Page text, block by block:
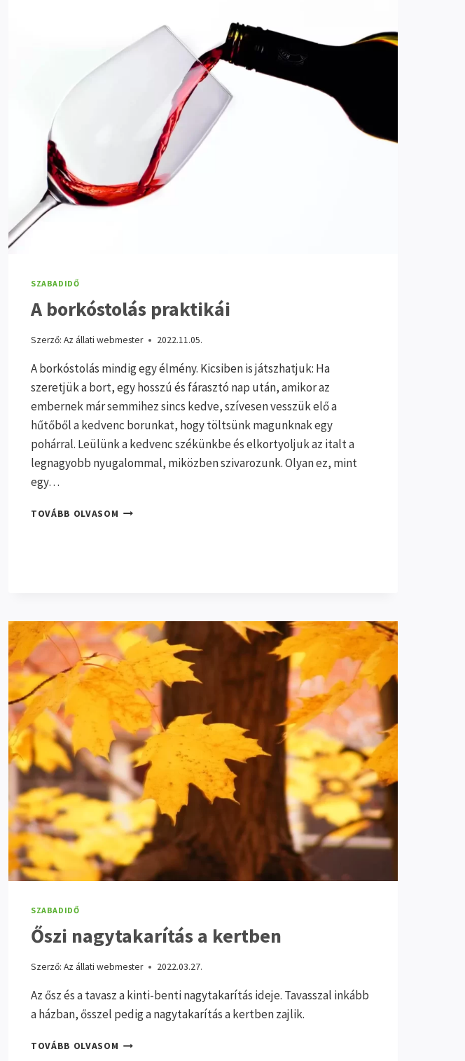
SZABADIDŐ
A borkóstolás praktikái
Szerző: Az állati webmester 2022.11.05.
A borkóstolás mindig egy élmény. Kicsiben is játszhatjuk: Ha
szeretjük a bort, egy hosszú és fárasztó nap után, amikor az
embernek már semmihez sincs kedve, szívesen vesszük elő a
hűtőből a kedvenc borunkat, hogy töltsünk magunknak egy
pohárral. Leülünk a kedvenc székünkbe és elkortyoljuk az italt a
legnagyobb nyugalommal, miközben szivarozunk. Olyan ez, mint
egy…
TOVÁBB OLVASOM A
SZABADIDŐ
Őszi nagytakarítás a kertben
Szerző: Az állati webmester 2022.03.27.
Az ősz és a tavasz a kinti-benti nagytakarítás ideje. Tavasszal inkább
a házban, ősszel pedig a nagytakarítás a kertben zajlik.
TOVÁBB OLVASOM ŐSZI